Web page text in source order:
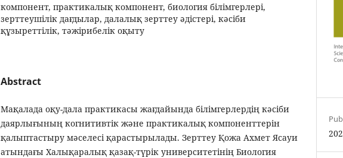
компонент, практикалық компонент, биология білімгерлері,
зерттеушілік дағдылар, далалық зерттеу әдістері, кәсіби
құзыреттілік, тәжірибелік оқыту
Abstract
Мақалада оқу-дала практикасы жағдайында білімгерлердің кәсіби
даярлығының когнитивтік және практикалық компоненттерін
қалыптастыру мәселесі қарастырылады. Зерттеу Қожа Ахмет Ясауи
атындағы Халықаралық қазақ-түрік университетінің Биология